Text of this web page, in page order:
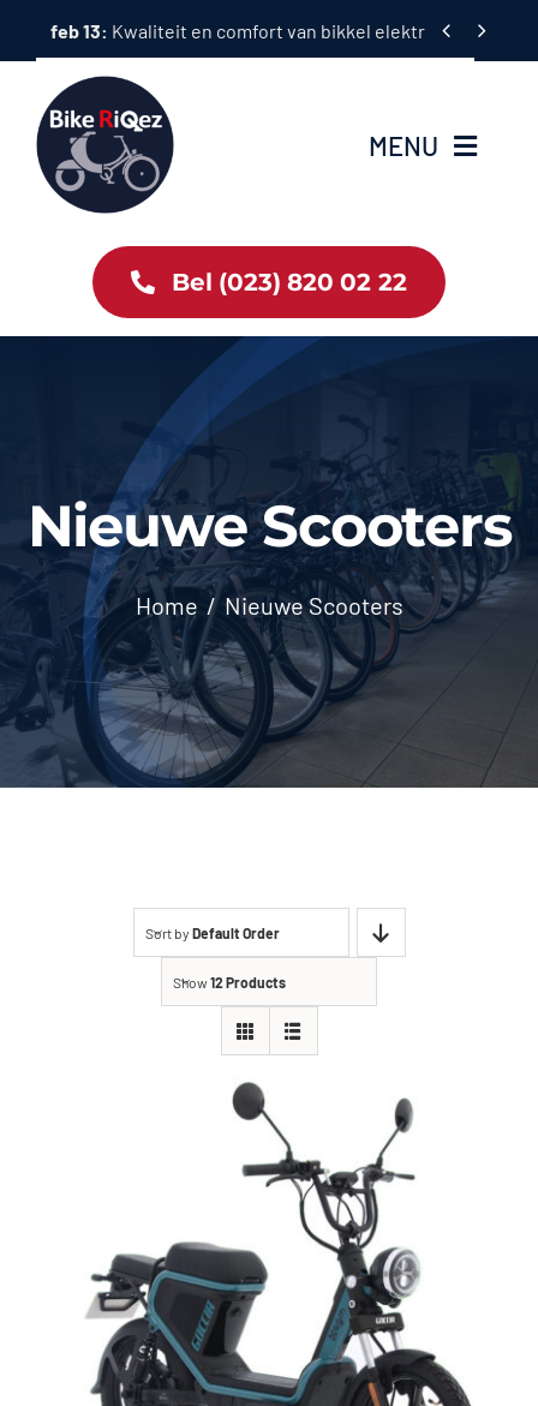
naar
inhoud
feb 13: Superior fietsen: kwaliteit, prestaties en rijplezier
 
MENU
Tweewielers
Bike News
Contact
Bel (023) 820 02 22
Nieuwe Scooters
Home Nieuwe Scooters
Sort by Default Order
Show12 Products